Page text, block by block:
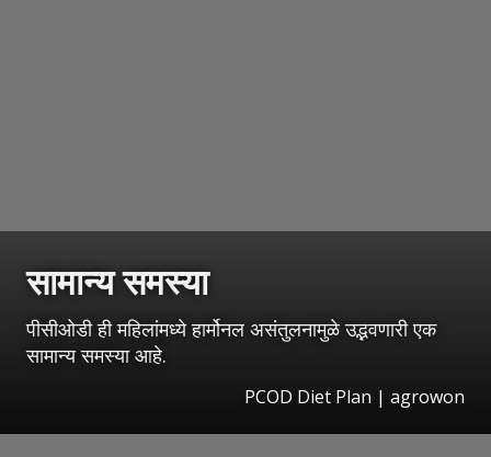
सामान्य समस्या
पीसीओडी ही महिलांमध्ये हार्मोनल असंतुलनामुळे उद्भवणारी एक
सामान्य समस्या आहे.
PCOD Diet Plan | agrowon